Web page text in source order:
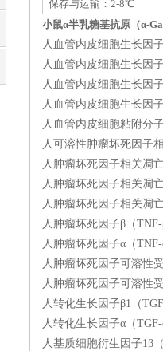
保存与运输：2-8℃
小鼠α半乳糖基抗原（α-
人血管内皮细胞生长因
人血管内皮细胞生长因
人血管内皮细胞生长因
人血管内皮细胞生长因
人血管内皮细胞粘附分
人可溶性肿瘤坏死因子
人肿瘤坏死因子相关凋
人肿瘤坏死因子相关凋
人肿瘤坏死因子相关凋
人肿瘤坏死因子β（
人肿瘤坏死因子α（
人肿瘤坏死因子可溶性
人肿瘤坏死因子可溶性
人转化生长因子β1（
人转化生长因子α（
人基质细胞衍生因子1β